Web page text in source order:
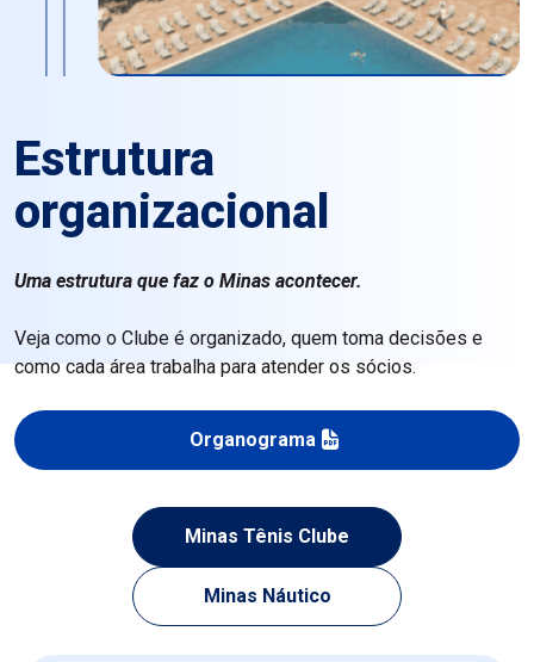
Estrutura
organizacional
Uma estrutura que faz o Minas acontecer.
Veja como o Clube é organizado, quem toma decisões e
como cada área trabalha para atender os sócios.
Organograma
Minas Tênis Clube
Minas Náutico